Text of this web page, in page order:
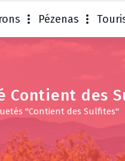
Pézenas
Contient des
"Contient des Sulfites"